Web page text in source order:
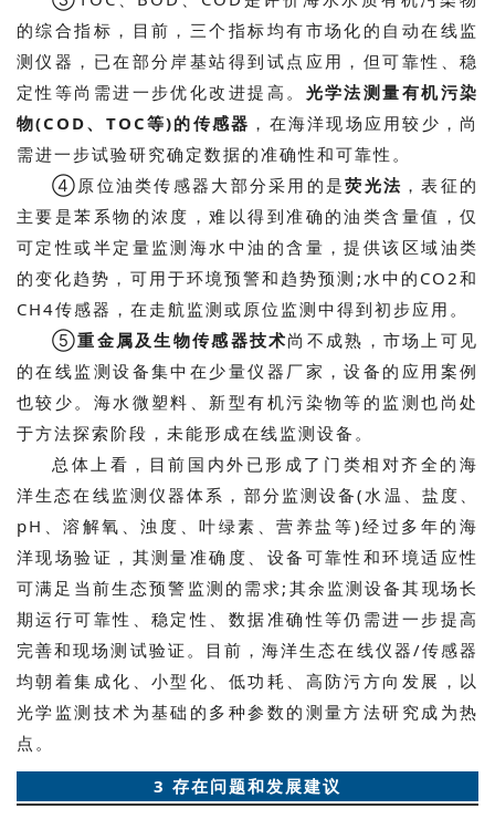
的综合指标，目前，三个指标均有市场化的自动在线监
测仪器，已在部分岸基站得到试点应用，但可靠性、稳
定性等尚需进一步优化改进提高。 光学法测量有机污染
物(COD、TOC等)的传感器 ，在海洋现场应用较少，尚
需进一步试验研究确定数据的准确性和可靠性。
④原位油类传感器大部分采用的是荧光法 ，表征的
主要是苯系物的浓度，难以得到准确的油类含量值，仅
可定性或半定量监测海水中油的含量，提供该区域油类
的变化趋势，可用于环境预警和趋势预测;水中的CO2和
CH4传感器，在走航监测或原位监测中得到初步应用。
⑤重金属及生物传感器技术尚不成熟，市场上可见
的在线监测设备集中在少量仪器厂家，设备的应用案例
也较少。海水微塑料、新型有机污染物等的监测也尚处
于方法探索阶段，未能形成在线监测设备。
总体上看，目前国内外已形成了门类相对齐全的海
洋生态在线监测仪器体系，部分监测设备(水温、盐度、
pH、溶解氧、浊度、叶绿素、营养盐等)经过多年的海
洋现场验证，其测量准确度、设备可靠性和环境适应性
可满足当前生态预警监测的需求;其余监测设备其现场长
期运行可靠性、稳定性、数据准确性等仍需进一步提高
完善和现场测试验证。目前，海洋生态在线仪器/传感器
均朝着集成化、小型化、低功耗、高防污方向发展，以
光学监测技术为基础的多种参数的测量方法研究成为热
点。
3 存在问题和发展建议